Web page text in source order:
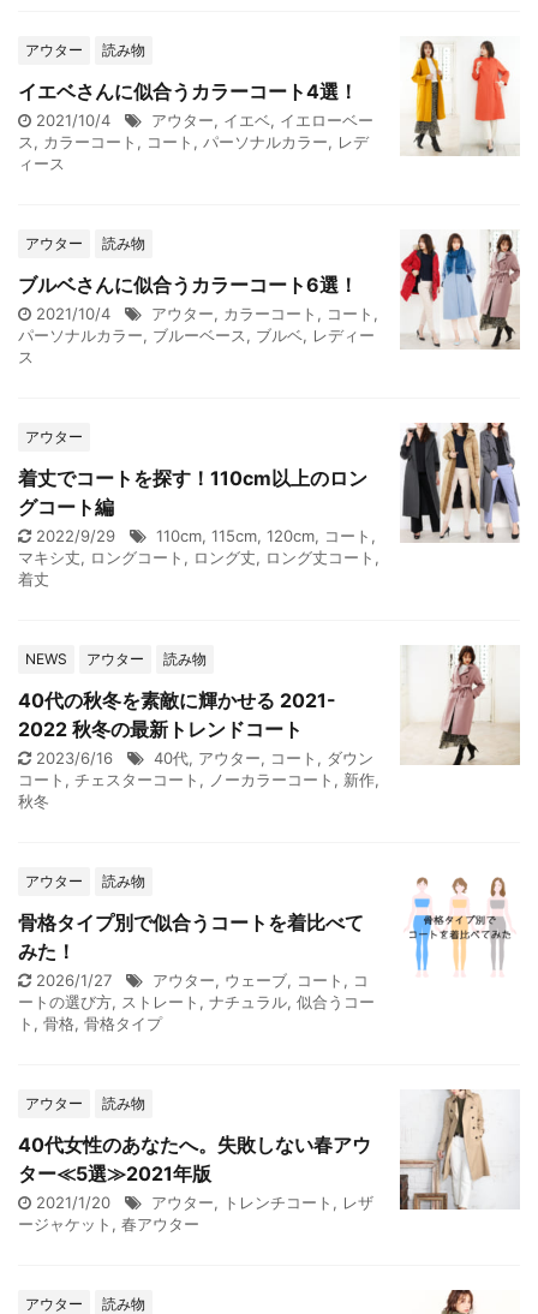
アウター 読み物
イエベさんに似合うカラーコート4選！
2021/10/4 アウター, イエベ, イエローベー
ス, カラーコート , コート , パーソナルカラー, レデ
ィース
アウター 読み物
ブルベさんに似合うカラーコート6選！
2021/10/4 アウター, カラーコート , コート ,
パーソナルカラー, ブルーベース, ブルベ, レディー
ス
アウター
着丈でコートを探す！110cm以上のロン
グコート編
2022/9/29 110cm, 115cm, 120cm, コート ,
マキシ丈, ロングコート , ロング丈, ロング丈コート ,
着丈
NEWS アウター 読み物
40代の秋冬を素敵に輝かせる 2021-
2022 秋冬の最新トレンドコート
2023/6/16 40代, アウター, コート , ダウン
コート , チェスターコート , ノーカラーコート , 新作,
秋冬
アウター 読み物
骨格タイプ別で似合うコートを着比べて
みた！
2026/1/27 アウター, ウェーブ, コート , コ
ートの選び方, ストレート , ナチュラル, 似合うコー
ト , 骨格, 骨格タイプ
アウター 読み物
40代女性のあなたへ。失敗しない春アウ
ター≪5選≫2021年版
2021/1/20 アウター, トレンチコート , レザ
ージャケット , 春アウター
アウター 読み物